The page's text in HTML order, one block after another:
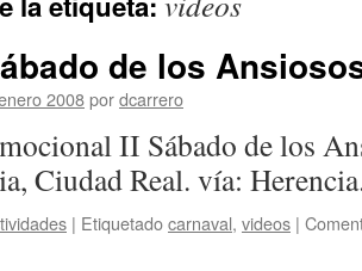
de los
2008pordcarrero
II Sábado de los
Ciudad Real. vía:
| Etiquetadocarnaval, videos |